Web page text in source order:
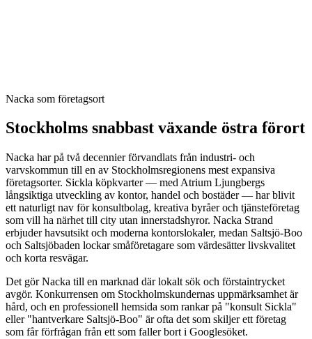
Nacka som företagsort
Stockholms snabbast växande östra förort
Nacka har på två decennier förvandlats från industri- och
varvskommun till en av Stockholmsregionens mest expansiva
företagsorter. Sickla köpkvarter — med Atrium Ljungbergs
långsiktiga utveckling av kontor, handel och bostäder — har blivit
ett naturligt nav för konsultbolag, kreativa byråer och tjänsteföretag
som vill ha närhet till city utan innerstadshyror. Nacka Strand
erbjuder havsutsikt och moderna kontorslokaler, medan Saltsjö-Boo
och Saltsjöbaden lockar småföretagare som värdesätter livskvalitet
och korta resvägar.
Det gör Nacka till en marknad där lokalt sök och förstaintrycket
avgör. Konkurrensen om Stockholmskundernas uppmärksamhet är
hård, och en professionell hemsida som rankar på "konsult Sickla"
eller "hantverkare Saltsjö-Boo" är ofta det som skiljer ett företag
som får förfrågan från ett som faller bort i Googlesöket.